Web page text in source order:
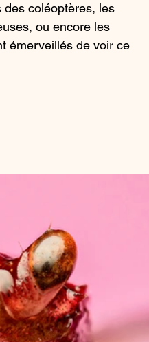
des coléoptères, les
ou encore les
émerveillés de voir ce